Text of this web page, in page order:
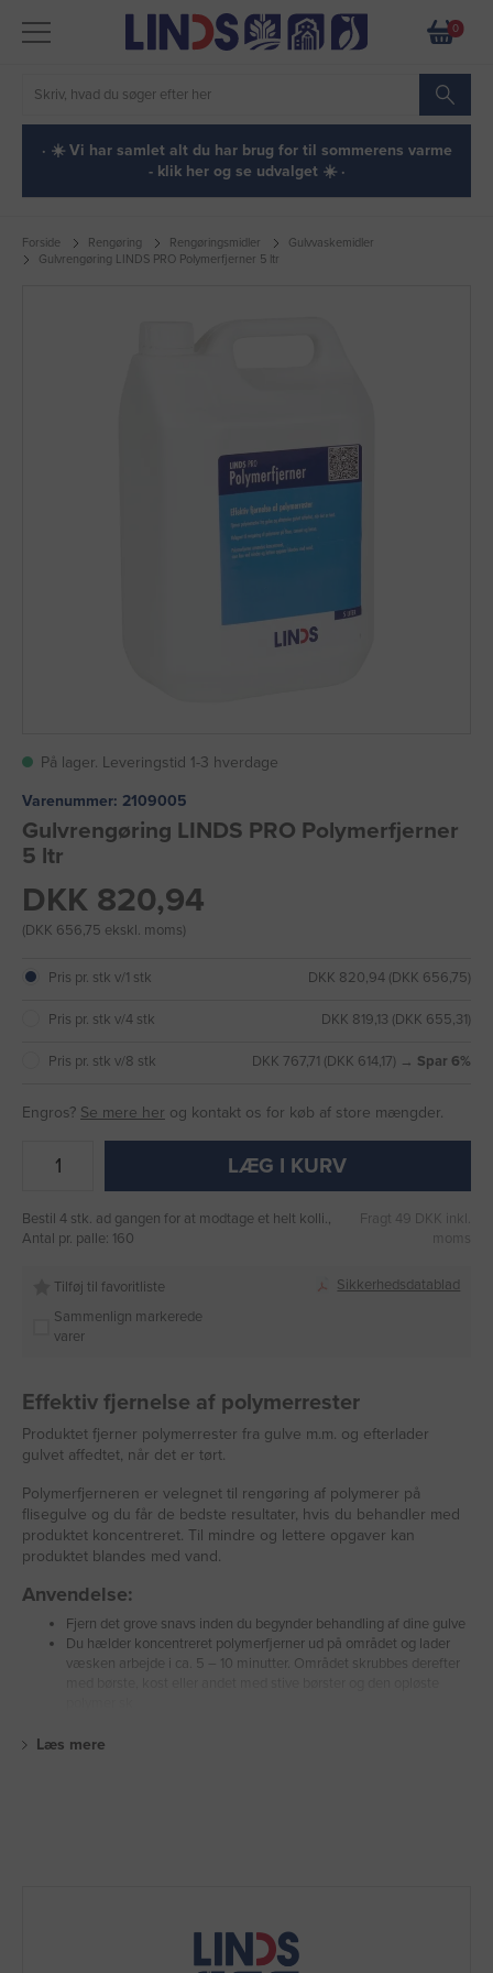
0
· ☀️ Vi har samlet alt du har brug for til sommerens varme
- klik her og se udvalget ☀️ ·
Forside Rengøring Rengøringsmidler
Gulvvaskemidler
Gulvrengøring LINDS PRO Polymerfjerner 5 ltr
På lager. Leveringstid 1-3 hverdage
Varenummer: 2109005
Gulvrengøring LINDS PRO Polymerfjerner
5 ltr
DKK 820,94
(DKK 656,75 ekskl. moms)
Pris pr. stk v/1 stk DKK 820,94 (DKK 656,75)
Pris pr. stk v/4 stk DKK 819,13 (DKK 655,31)
Pris pr. stk v/8 stk DKK 767,71 (DKK 614,17) → Spar 6%
Engros? Se mere her og kontakt os for køb af store mængder.
LÆG I KURV
Bestil 4 stk. ad gangen for at modtage et helt kolli.,
Antal pr. palle: 160
Fragt 49 DKK inkl.
moms
Tilføj til favoritliste
Sammenlign markerede
varer
Sikkerhedsdatablad
Effektiv fjernelse af polymerrester
Produktet fjerner polymerrester fra gulve m.m. og efterlader
gulvet affedtet, når det er tørt.
Polymerfjerneren er velegnet til rengøring af polymerer på
flisegulve og du får de bedste resultater, hvis du behandler med
produktet koncentreret. Til mindre og lettere opgaver kan
produktet blandes med vand.
Anvendelse:
Fjern det grove snavs inden du begynder behandling af dine gulve
Du hælder koncentreret polymerfjerner ud på området og lader
væsken arbejde i ca. 5 – 10 minutter. Området skrubbes derefter
Læs mere